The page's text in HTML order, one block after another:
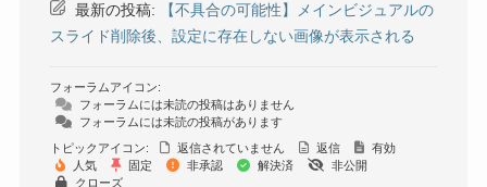
最新の投稿:
【不具合の可能性】メインビジュアルの
スライド削除後、設定に存在しない画像が表示される
フォーラムアイコン:
フォーラムには未読の投稿はありません
フォーラムには未読の投稿があります
トピックアイコン:
返信されていません 返信
有効
人気
固定 非承認 解決済
非公開
クローズ